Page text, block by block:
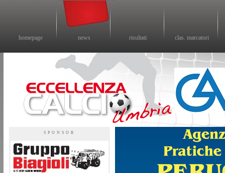
homepage news risultati clas. marcatori
SPONSOR